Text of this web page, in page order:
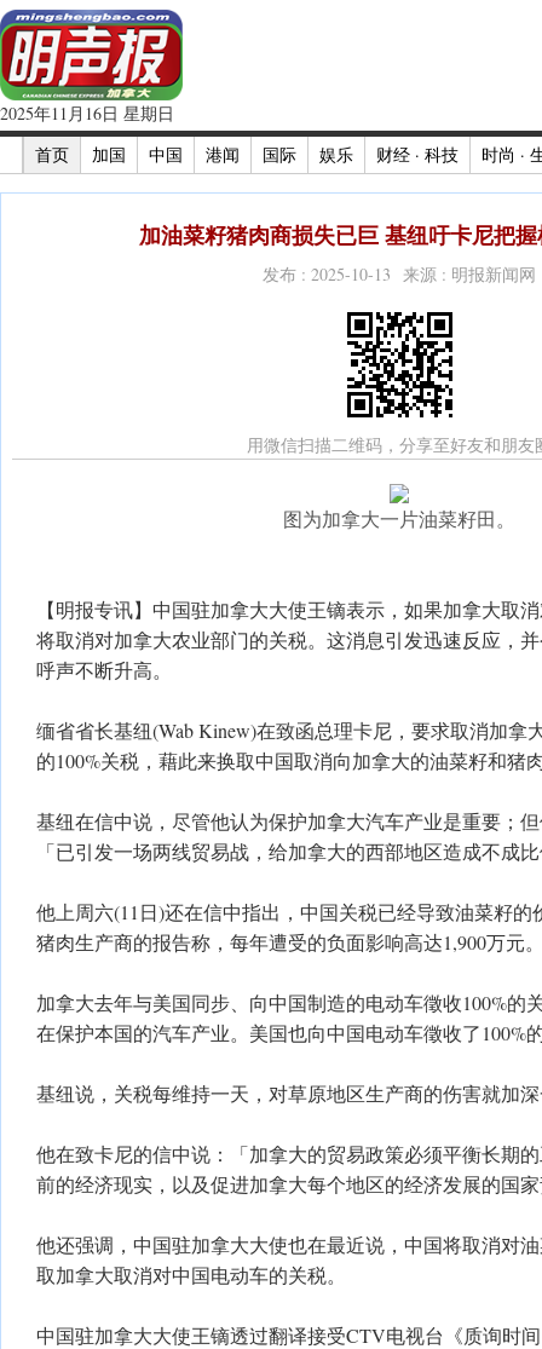
2025年11月16日 星期日
首页
加国 中国 港闻 国际 娱乐 财经 · 科技 时尚 ·
加油菜籽猪肉商损失已巨 基纽吁卡尼把
发布 : 2025-10-13 来源 : 明报新闻网
用微信扫描二维码，分享至好友和朋友
图为加拿大一片油菜籽田。
【明报专讯】中国驻加拿大大使王镝表示，如果加拿大取
将取消对加拿大农业部门的关税。这消息引发迅速反应，
呼声不断升高。
缅省省长基纽(Wab Kinew)在致函总理卡尼，要求取消加拿
的100%关税，藉此来换取中国取消向加拿大的油菜籽和猪
基纽在信中说，尽管他认为保护加拿大汽车产业是重要；
「已引发一场两线贸易战，给加拿大的西部地区造成不成
他上周六(11日)还在信中指出，中国关税已经导致油菜籽
猪肉生产商的报告称，每年遭受的负面影响高达1,900万元
加拿大去年与美国同步、向中国制造的电动车徵收100%的
在保护本国的汽车产业。美国也向中国电动车徵收了100%
基纽说，关税每维持一天，对草原地区生产商的伤害就加
他在致卡尼的信中说：「加拿大的贸易政策必须平衡长期
前的经济现实，以及促进加拿大每个地区的经济发展的国
他还强调，中国驻加拿大大使也在最近说，中国将取消对
取加拿大取消对中国电动车的关税。
中国驻加拿大大使王镝透过翻译接受CTV电视台《质询时间